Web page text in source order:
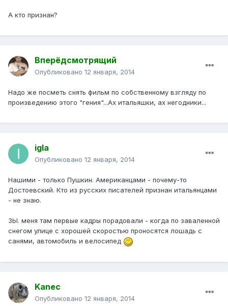
А кто признан?
Вперёдсмотрящий
Опубликовано 12 января, 2014
Надо же посметь снять фильм по собственному взгляду по
произведению этого "гения"...Ах итальяшки, ах негодники...
igla
Опубликовано 12 января, 2014
Нашими - только Пушкин. Американцами - почему-то
Достоевский. Кто из русских писателей признан итальянцами
- не знаю.
ЗЫ. меня там первые кадры порадовали - когда по заваленной
снегом улице с хорошей скоростью проносятся лошадь с
санями, автомобиль и велосипед
Kanec
Опубликовано 12 января, 2014